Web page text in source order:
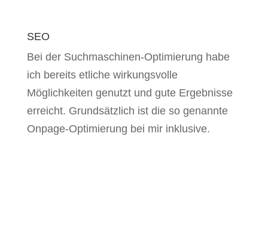
SEO
Bei der Suchmaschinen-Optimierung habe
ich bereits etliche wirkungsvolle
Möglichkeiten genutzt und gute Ergebnisse
erreicht. Grundsätzlich ist die so genannte
Onpage-Optimierung bei mir inklusive.